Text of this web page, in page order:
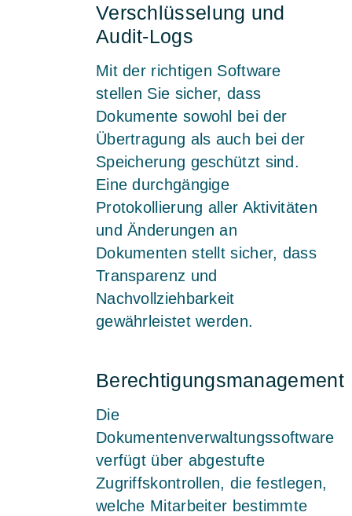
Verschlüsselung und
Audit-Logs
Mit der richtigen Software
stellen Sie sicher, dass
Dokumente sowohl bei der
Übertragung als auch bei der
Speicherung geschützt sind.
Eine durchgängige
Protokollierung aller Aktivitäten
und Änderungen an
Dokumenten stellt sicher, dass
Transparenz und
Nachvollziehbarkeit
gewährleistet werden.
Berechtigungsmanagement
Die
Dokumentenverwaltungssoftware
verfügt über abgestufte
Zugriffskontrollen, die festlegen,
welche Mitarbeiter bestimmte